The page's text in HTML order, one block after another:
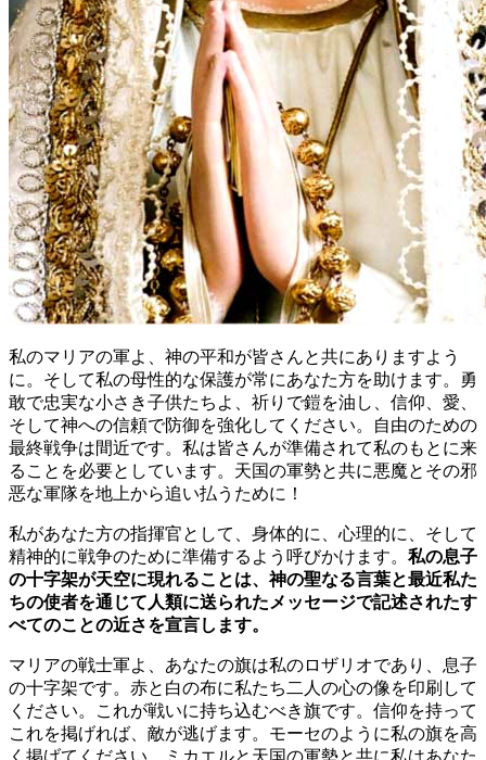
私のマリアの軍よ、神の平和が皆さんと共にありますよう
に。そして私の母性的な保護が常にあなた方を助けます。勇
敢で忠実な小さき子供たちよ、祈りで鎧を油し、信仰、愛、
そして神への信頼で防御を強化してください。自由のための
最終戦争は間近です。私は皆さんが準備されて私のもとに来
ることを必要としています。天国の軍勢と共に悪魔とその邪
恶な軍隊を地上から追い払うために！
私があなた方の指揮官として、身体的に、心理的に、そして
精神的に戦争のために準備するよう呼びかけます。 私の息子
の十字架が天空に現れることは、神の聖なる言葉と最近私た
ちの使者を通じて人類に送られたメッセージで記述されたす
べてのことの近さを宣言します。
マリアの戦士軍よ、あなたの旗は私のロザリオであり、息子
の十字架です。赤と白の布に私たち二人の心の像を印刷して
ください。これが戦いに持ち込むべき旗です。信仰を持って
これを掲げれば、敵が逃げます。モーセのように私の旗を高
く掲げてください。ミカエルと天国の軍勢と共に私はあなた